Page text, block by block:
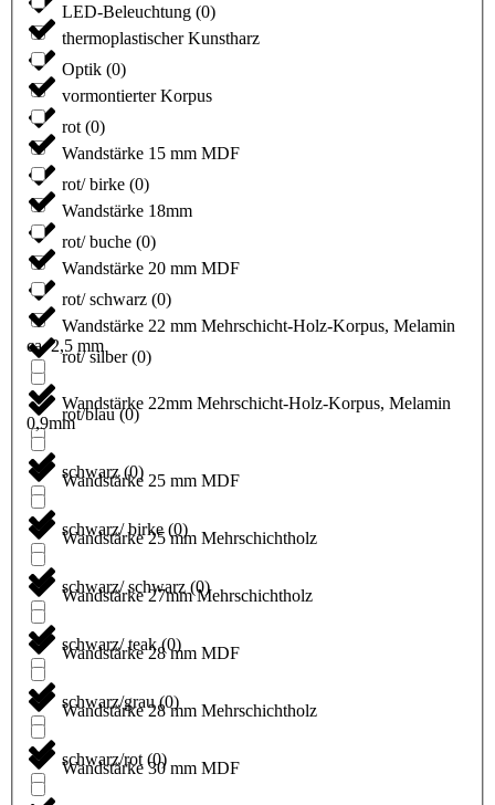
LED-Beleuchtung (0)
Optik (0)
rot (0)
rot/ birke (0)
rot/ buche (0)
rot/ schwarz (0)
rot/ silber(0)
rot/blau(0)
schwarz(0)
schwarz/ birke(0)
schwarz/ schwarz (0)
schwarz/ teak(0)
schwarz/grau(0)
schwarz/rot (0)
thermoplastischer Kunstharz
vormontierter Korpus
Wandstärke 15 mm MDF
Wandstärke 18mm
Wandstärke 20 mm MDF
Wandstärke 22 mm Mehrschicht-Holz-Korpus, Melamin
ca. 2,5 mm
Wandstärke 22mm Mehrschicht-Holz-Korpus, Melamin
0,9mm
Wandstärke 25 mm MDF
Wandstärke 25 mm Mehrschichtholz
Wandstärke 27mm Mehrschichtholz
Wandstärke 28 mm MDF
Wandstärke 28 mm Mehrschichtholz
Wandstärke 30 mm MDF